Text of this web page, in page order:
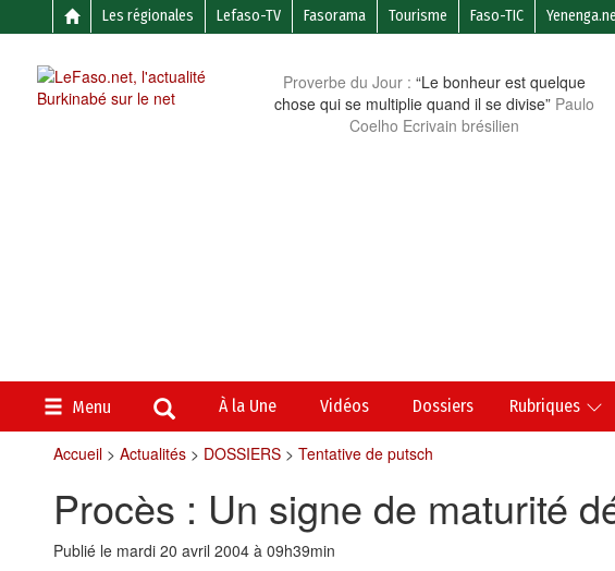
Les régionales Lefaso-TV Fasorama Tourisme Faso-TIC
Proverbe du Jour : “Le bonheur est quelque
chose qui se multiplie quand il se divise” Paulo
Coelho Ecrivain brésilien
Menu À la Une Vidéos Dossiers Rubriques
Accueil> Actualités> DOSSIERS> Tentative de putsch
Procès : Un signe de maturité
Publié le mardi 20 avril 2004 à 09h39min